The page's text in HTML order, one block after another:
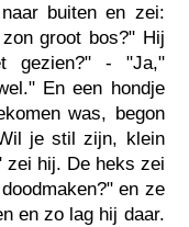
buiten en zei:
groot bos?" Hij
gezien?" - "Ja,"
En een hondje
was, begon
je stil zijn, klein
zei hij. De heks zei
en ze
en zo lag hij daar.